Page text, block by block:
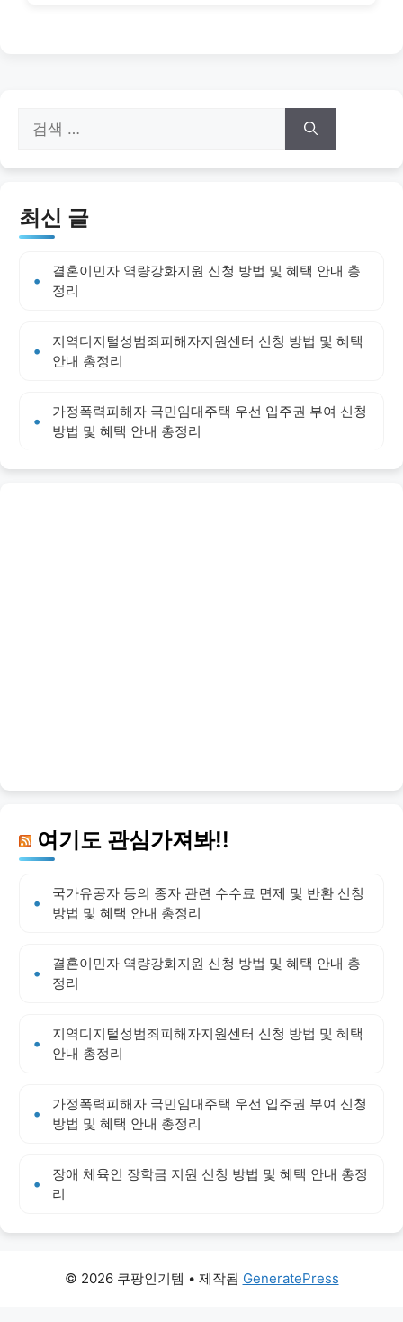
색:
최신 글
결혼이민자 역량강화지원 신청 방법 및 혜택 안내 총
정리
지역디지털성범죄피해자지원센터 신청 방법 및 혜택
안내 총정리
가정폭력피해자 국민임대주택 우선 입주권 부여 신청
방법 및 혜택 안내 총정리
여기도 관심가져봐!!
국가유공자 등의 종자 관련 수수료 면제 및 반환 신청
방법 및 혜택 안내 총정리
결혼이민자 역량강화지원 신청 방법 및 혜택 안내 총
정리
지역디지털성범죄피해자지원센터 신청 방법 및 혜택
안내 총정리
가정폭력피해자 국민임대주택 우선 입주권 부여 신청
방법 및 혜택 안내 총정리
장애 체육인 장학금 지원 신청 방법 및 혜택 안내 총정
리
© 2026 쿠팡인기템 • 제작됨 GeneratePress